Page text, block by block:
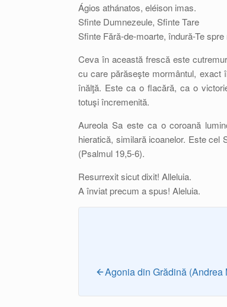
Ágios athánatos, eléison imas.
Sfinte Dumnezeule, Sfinte Tare
Sfinte Fără-de-moarte, îndură-Te spre
Ceva în această frescă este
cu care părăseşte mormântul, exact
înălţă. Este ca o flacără, ca o
totuşi încremenită.
Aureola Sa este ca o coroană
hieratică, similară icoanelor. Este
(Psalmul 19,5-6).
Resurrexit sicut dixit! Alleluia.
A înviat precum a spus! Aleluia.
Agonia din Grădină (Andrea